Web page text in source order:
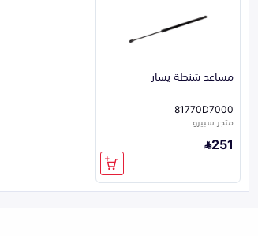
مساعد شنطة يسار
81770D7000
متجر سبيرو
251